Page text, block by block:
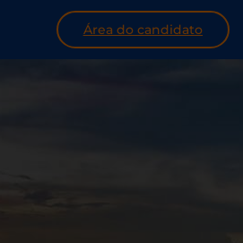
Área do candidato